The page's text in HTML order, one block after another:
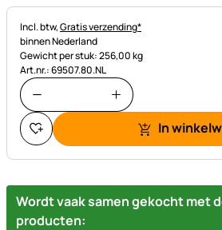
Belastinginformatie:
Incl. btw,Gratis verzending*
binnen Nederland
Gewicht per stuk: 256,00 kg
Art.nr.: 69507.80.NL
In
Wordt vaak samen gekocht met
producten: